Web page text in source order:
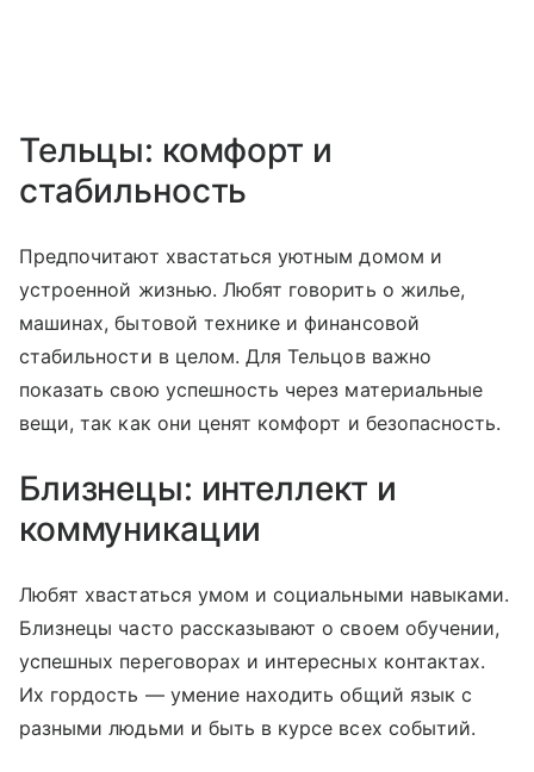
Тельцы: комфорт и
стабильность
Предпочитают хвастаться уютным домом и
устроенной жизнью. Любят говорить о жилье,
машинах, бытовой технике и финансовой
стабильности в целом. Для Тельцов важно
показать свою успешность через материальные
вещи, так как они ценят комфорт и безопасность.
Близнецы: интеллект и
коммуникации
Любят хвастаться умом и социальными навыками.
Близнецы часто рассказывают о своем обучении,
успешных переговорах и интересных контактах.
Их гордость — умение находить общий язык с
разными людьми и быть в курсе всех событий.